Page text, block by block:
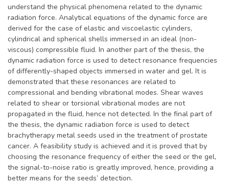
understand the physical phenomena related to the dynamic
radiation force. Analytical equations of the dynamic force are
derived for the case of elastic and viscoelastic cylinders,
cylindrical and spherical shells immersed in an ideal (non-
viscous) compressible fluid. In another part of the thesis, the
dynamic radiation force is used to detect resonance frequencies
of differently-shaped objects immersed in water and gel. It is
demonstrated that these resonances are related to
compressional and bending vibrational modes. Shear waves
related to shear or torsional vibrational modes are not
propagated in the fluid, hence not detected. In the final part of
the thesis, the dynamic radiation force is used to detect
brachytherapy metal seeds used in the treatment of prostate
cancer. A feasibility study is achieved and it is proved that by
choosing the resonance frequency of either the seed or the gel,
the signal-to-noise ratio is greatly improved, hence, providing a
better means for the seeds’ detection.